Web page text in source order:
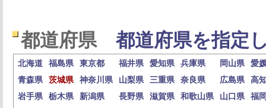
都道府県 都道府県を指定
北海道 福島県 東京都 福井県 愛知県 兵庫県 岡山県
愛
青森県
茨城県 神奈川県 山梨県 三重県 奈良県 広島県
高
岩手県
栃木県 新潟県 長野県 滋賀県 和歌山県 山口県
福